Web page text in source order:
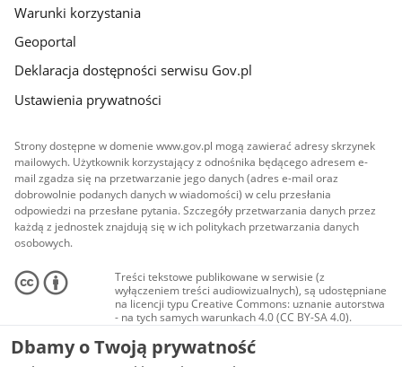
Warunki korzystania
Geoportal
Deklaracja dostępności serwisu Gov.pl
Ustawienia prywatności
Strony dostępne w domenie www.gov.pl mogą zawierać adresy skrzynek
mailowych. Użytkownik korzystający z odnośnika będącego adresem e-
mail zgadza się na przetwarzanie jego danych (adres e-mail oraz
dobrowolnie podanych danych w wiadomości) w celu przesłania
odpowiedzi na przesłane pytania. Szczegóły przetwarzania danych przez
każdą z jednostek znajdują się w ich politykach przetwarzania danych
osobowych.
Treści tekstowe publikowane w serwisie (z
wyłączeniem treści audiowizualnych), są udostępniane
na licencji typu Creative Commons: uznanie autorstwa
- na tych samych warunkach 4.0 (CC BY-SA 4.0).
Materiały audiowizualne, w tym zdjęcia, materiały
audio i wideo, są udostępniane na licencji typu
Creative Commons: uznanie autorstwa użycie
Dbamy o Twoją prywatność